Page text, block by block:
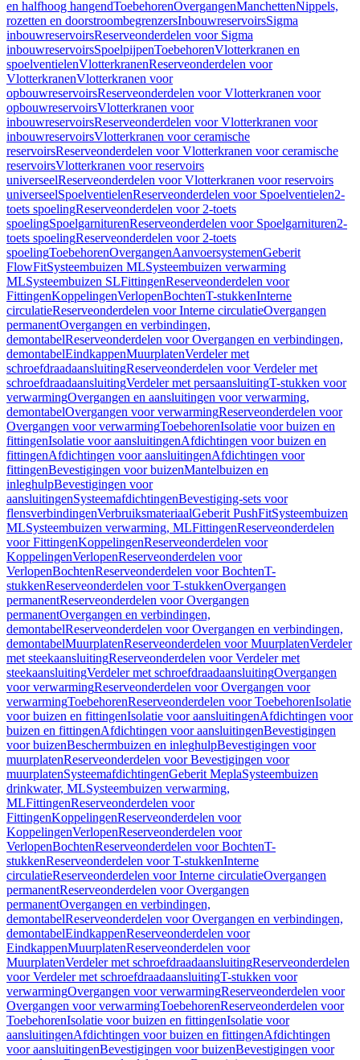
en halfhoog hangendToebehorenOvergangenManchettenNippels,
rozetten en doorstroombegrenzersInbouwreservoirsSigma
inbouwreservoirsReserveonderdelen voor Sigma
inbouwreservoirsSpoelpijpenToebehorenVlotterkranen en
spoelventielenVlotterkranenReserveonderdelen voor
VlotterkranenVlotterkranen voor
opbouwreservoirsReserveonderdelen voor Vlotterkranen voor
opbouwreservoirsVlotterkranen voor
inbouwreservoirsReserveonderdelen voor Vlotterkranen voor
inbouwreservoirsVlotterkranen voor ceramische
reservoirsReserveonderdelen voor Vlotterkranen voor ceramische
reservoirsVlotterkranen voor reservoirs
universeelReserveonderdelen voor Vlotterkranen voor reservoirs
universeelSpoelventielenReserveonderdelen voor Spoelventielen2-
toets spoelingReserveonderdelen voor 2-toets
spoelingSpoelgarniturenReserveonderdelen voor Spoelgarnituren2-
toets spoelingReserveonderdelen voor 2-toets
spoelingToebehorenOvergangenAanvoersystemenGeberit
FlowFitSysteembuizen MLSysteembuizen verwarming
MLSysteembuizen SLFittingenReserveonderdelen voor
FittingenKoppelingenVerlopenBochtenT-stukkenInterne
circulatieReserveonderdelen voor Interne circulatieOvergangen
permanentOvergangen en verbindingen,
demontabelReserveonderdelen voor Overgangen en verbindingen,
demontabelEindkappenMuurplatenVerdeler met
schroefdraadaansluitingReserveonderdelen voor Verdeler met
schroefdraadaansluitingVerdeler met persaansluitingT-stukken voor
verwarmingOvergangen en aansluitingen voor verwarming,
demontabelOvergangen voor verwarmingReserveonderdelen voor
Overgangen voor verwarmingToebehorenIsolatie voor buizen en
fittingenIsolatie voor aansluitingenAfdichtingen voor buizen en
fittingenAfdichtingen voor aansluitingenAfdichtingen voor
fittingenBevestigingen voor buizenMantelbuizen en
inleghulpBevestigingen voor
aansluitingenSysteemafdichtingenBevestiging-sets voor
flensverbindingenVerbruiksmateriaalGeberit PushFitSysteembuizen
MLSysteembuizen verwarming, MLFittingenReserveonderdelen
voor FittingenKoppelingenReserveonderdelen voor
KoppelingenVerlopenReserveonderdelen voor
VerlopenBochtenReserveonderdelen voor BochtenT-
stukkenReserveonderdelen voor T-stukkenOvergangen
permanentReserveonderdelen voor Overgangen
permanentOvergangen en verbindingen,
demontabelReserveonderdelen voor Overgangen en verbindingen,
demontabelMuurplatenReserveonderdelen voor MuurplatenVerdeler
met steekaansluitingReserveonderdelen voor Verdeler met
steekaansluitingVerdeler met schroefdraadaansluitingOvergangen
voor verwarmingReserveonderdelen voor Overgangen voor
verwarmingToebehorenReserveonderdelen voor ToebehorenIsolatie
voor buizen en fittingenIsolatie voor aansluitingenAfdichtingen voor
buizen en fittingenAfdichtingen voor aansluitingenBevestigingen
voor buizenBeschermbuizen en inleghulpBevestigingen voor
muurplatenReserveonderdelen voor Bevestigingen voor
muurplatenSysteemafdichtingenGeberit MeplaSysteembuizen
drinkwater, MLSysteembuizen verwarming,
MLFittingenReserveonderdelen voor
FittingenKoppelingenReserveonderdelen voor
KoppelingenVerlopenReserveonderdelen voor
VerlopenBochtenReserveonderdelen voor BochtenT-
stukkenReserveonderdelen voor T-stukkenInterne
circulatieReserveonderdelen voor Interne circulatieOvergangen
permanentReserveonderdelen voor Overgangen
permanentOvergangen en verbindingen,
demontabelReserveonderdelen voor Overgangen en verbindingen,
demontabelEindkappenReserveonderdelen voor
EindkappenMuurplatenReserveonderdelen voor
MuurplatenVerdeler met schroefdraadaansluitingReserveonderdelen
voor Verdeler met schroefdraadaansluitingT-stukken voor
verwarmingOvergangen voor verwarmingReserveonderdelen voor
Overgangen voor verwarmingToebehorenReserveonderdelen voor
ToebehorenIsolatie voor buizen en fittingenIsolatie voor
aansluitingenAfdichtingen voor buizen en fittingenAfdichtingen
voor aansluitingenBevestigingen voor buizenBevestigingen voor